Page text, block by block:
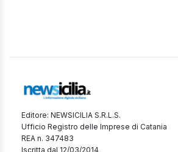
Editore: NEWSICILIA S.R.L.S.
Ufficio Registro delle Imprese di Catania
REA n. 347483
Iscritta dal 12/03/2014